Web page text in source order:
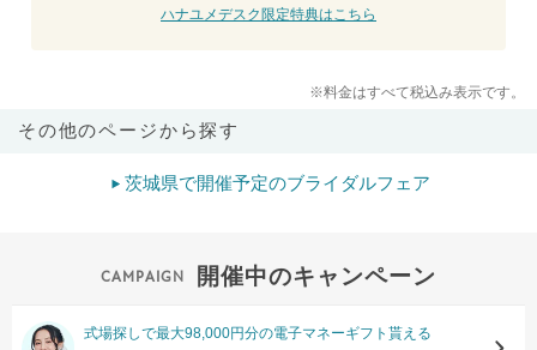
ハナユメデスク限定特典はこちら
※料金はすべて税込み表示です。
その他のページから探す
茨城県で開催予定のブライダルフェア
開催中のキャンペーン
式場探しで最大98,000円分の電子マネーギフト貰える